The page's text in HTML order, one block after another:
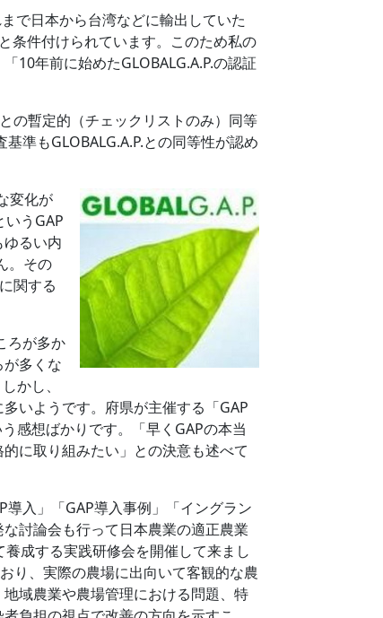
で日本から台湾などに輸出していた
条件付けられています。このため私の
10年前に始めたGLOBALG.A.P.の認証
の暫定的（チェックリストのみ）同等
準もGLOBALG.A.P.との同等性が認め
変化が
うGAP
るい内
。その
関する
ろが多か
多くな
かし、
いようです。府県が主催する「GAP
感想ばかりです。「早くGAPの本当
に取り組みたい」との決意も述べて
入」「GAP導入事例」「イングラン
討論会も行って日本農業の適正農業
成する実践研修会を開催して来まし
り、実際の農場に出向いて客観的な農
域農業や農場管理における問題、特